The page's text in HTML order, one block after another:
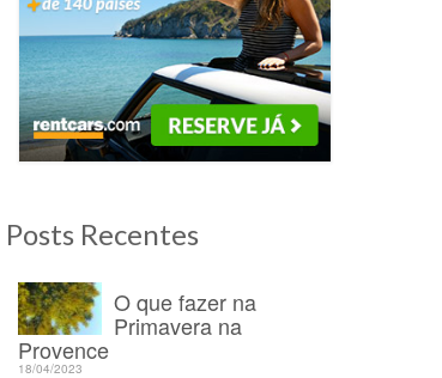
Posts Recentes
O que fazer na
Primavera na
Provence
18/04/2023